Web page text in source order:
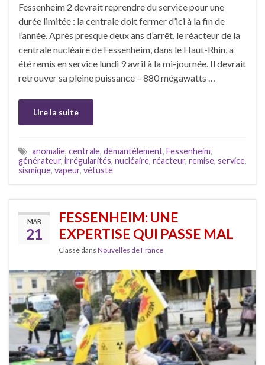
Fessenheim 2 devrait reprendre du service pour une
durée limitée : la centrale doit fermer d’ici à la fin de
l’année. Après presque deux ans d’arrêt, le réacteur de la
centrale nucléaire de Fessenheim, dans le Haut-Rhin, a
été remis en service lundi 9 avril à la mi-journée. Il devrait
retrouver sa pleine puissance – 880 mégawatts …
Lire la suite
anomalie, centrale, démantèlement, Fessenheim,
générateur, irrégularités, nucléaire, réacteur, remise, service,
sismique, vapeur, vétusté
MAR
21
FESSENHEIM: UNE
EXPERTISE QUI PASSE MAL
Classé dans Nouvelles de France